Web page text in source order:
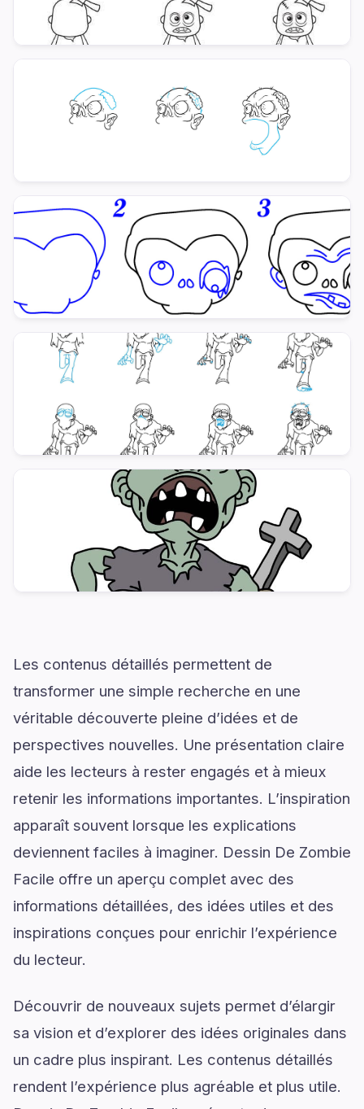
Les contenus détaillés permettent de
transformer une simple recherche en une
véritable découverte pleine d’idées et de
perspectives nouvelles. Une présentation claire
aide les lecteurs à rester engagés et à mieux
retenir les informations importantes. L’inspiration
apparaît souvent lorsque les explications
deviennent faciles à imaginer. Dessin De Zombie
Facile offre un aperçu complet avec des
informations détaillées, des idées utiles et des
inspirations conçues pour enrichir l’expérience
du lecteur.
Découvrir de nouveaux sujets permet d’élargir
sa vision et d’explorer des idées originales dans
un cadre plus inspirant. Les contenus détaillés
rendent l’expérience plus agréable et plus utile.